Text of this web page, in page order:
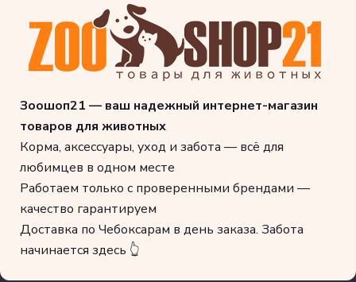
Зоошоп21 — ваш надежный интернет-магазин
товаров для животных
Корма, аксессуары, уход и забота — всё для
любимцев в одном месте
Работаем только с проверенными брендами —
качество гарантируем
Доставка по Чебоксарам в день заказа. Забота
начинается здесь 👆